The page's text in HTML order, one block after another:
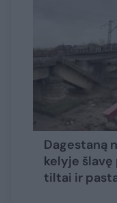
Dagestaną
kelyje
tiltai ir